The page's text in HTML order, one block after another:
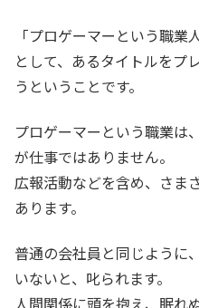
「プロゲーマーという職業
として、あるタイトルをプ
うということです。
プロゲーマーという職業は
が仕事ではありません。
広報活動などを含め、さま
あります。
普通の会社員と同じように
いないと、叱られます。
人間関係に頭を抱え、眠れ